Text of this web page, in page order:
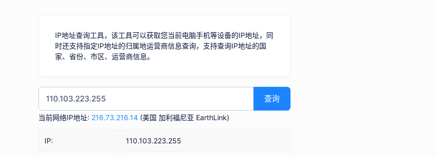
IP地址查询工具，该工具可以获取您当前电脑手机等设备的IP地址，同
时还支持指定IP地址的归属地运营商信息查询，支持查询IP地址的国
家、省份、市区、运营商信息。
查询
当前网络IP地址: 216.73.216.14 (美国 加利福尼亚 EarthLink)
IP: 110.103.223.255